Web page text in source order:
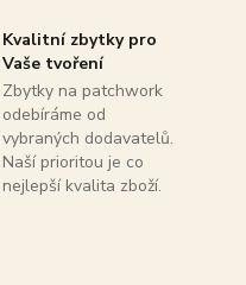
Kvalitní zbytky pro
Vaše tvoření
Zbytky na patchwork
odebíráme od
vybraných dodavatelů.
Naší prioritou je co
nejlepší kvalita zboží.